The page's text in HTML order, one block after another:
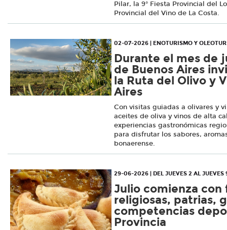
Pilar, la 9° Fiesta Provincial del
Provincial del Vino de La Costa.
02-07-2026 | ENOTURISMO Y
Durante el mes de
de Buenos Aires
la Ruta del Olivo y
Aires
Con visitas guiadas a olivares y
aceites de oliva y vinos de alta
experiencias gastronómicas
para disfrutar los sabores,
bonaerense.
29-06-2026 | DEL JUEVES 2 AL JUEVES
Julio comienza
religiosas, patrias,
competencias
Provincia